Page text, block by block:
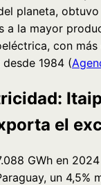
planeta,
a la mayor
con más
desde 1984 (
el
GWh en
un 4,5%